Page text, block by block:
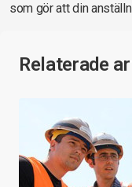
som gör att din
Relaterade